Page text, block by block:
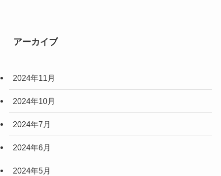
アーカイブ
2024年11月
2024年10月
2024年7月
2024年6月
2024年5月